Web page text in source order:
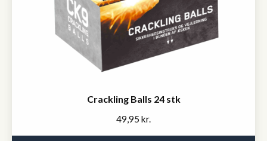
Crackling Balls 24 stk
49,95 kr.